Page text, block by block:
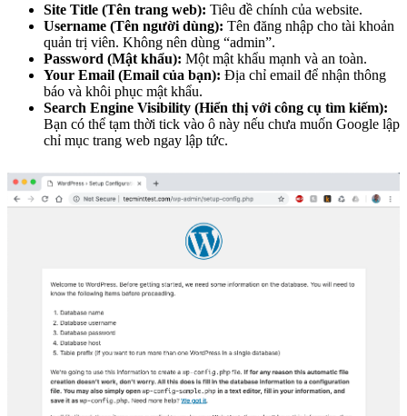
Site Title (Tên trang web): Tiêu đề chính của website.
Username (Tên người dùng): Tên đăng nhập cho tài khoản
quản trị viên. Không nên dùng “admin”.
Password (Mật khẩu): Một mật khẩu mạnh và an toàn.
Your Email (Email của bạn): Địa chỉ email để nhận thông
báo và khôi phục mật khẩu.
Search Engine Visibility (Hiển thị với công cụ tìm kiếm):
Bạn có thể tạm thời tick vào ô này nếu chưa muốn Google lập
chỉ mục trang web ngay lập tức.